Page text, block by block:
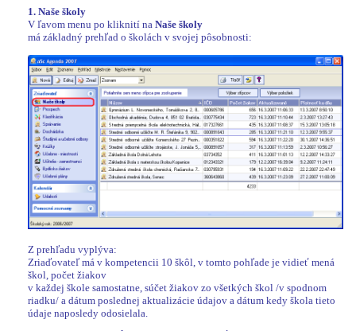
1. Naše školy
V ľavom menu po kliknití na Naše školy
má základný prehľad o školách v svojej pôsobnosti:
Z prehľadu vyplýva:
Zriaďovateľ má v kompetencii 10 škôl, v tomto pohľade je vidieť mená
škol, počet žiakov
v každej škole samostatne, súčet žiakov zo všetkých škol /v spodnom
riadku/ a dátum poslednej aktualizácie údajov a dátum kedy škola tieto
údaje naposledy odosielala.